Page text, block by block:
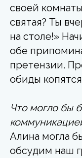
своей
святая? Ты
на столе!»
обе
претензии.
обиды
Что могло бы
Алина могла
обсудим наш